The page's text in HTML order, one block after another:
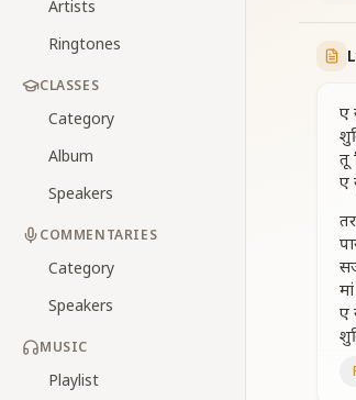
Artists
Ringtones
CLASSES
Category
Album
Speakers
COMMENTARIES
Category
Speakers
MUSIC
Playlist
ए
तू
ए
ए